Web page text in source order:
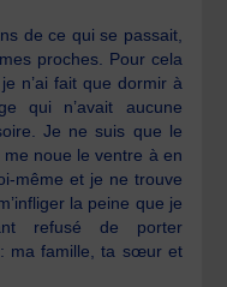
de ce qui se passait,
proches. Pour cela
n’ai fait que dormir à
qui n’avait aucune
Je ne suis que le
noue le ventre à en
même et je ne trouve
la peine que je
refusé de porter
ma famille, ta sœur et